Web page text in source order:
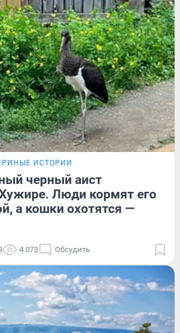
ИСТОРИИ
черный аист
Люди кормят его
а кошки охотятся —
4 073 Обсудить